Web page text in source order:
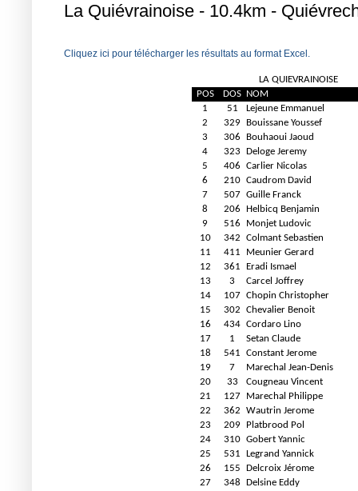
La Quiévrainoise - 10.4km -
Cliquez ici pour télécharger les résultats au format Excel.
LA QUIEVRAINOISE
POS
DOS
NOM
1
51
Lejeune Emmanuel
2
329
Bouissane Youssef
3
306
Bouhaoui Jaoud
4
323
Deloge Jeremy
5
406
Carlier Nicolas
6
210 Caudrom David
7
507 Guille Franck
8
206
Helbicq Benjamin
9
516
Monjet Ludovic
10
342
Colmant Sebastien
11
411
Meunier Gerard
12
361
Eradi Ismael
13
3
Carcel Joffrey
14
107 Chopin Christopher
15
302
Chevalier Benoit
16
434 Cordaro Lino
17
1
Setan Claude
18
541
Constant Jerome
19
7
Marechal Jean-Denis
20
33
Cougneau Vincent
21
127
Marechal Philippe
22
362
Wautrin Jerome
23
209
Platbrood Pol
24
310 Gobert Yannic
25
531
Legrand Yannick
26
155
Delcroix Jérome
27
348
Delsine Eddy